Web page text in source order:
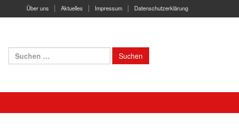
Über uns Aktuelles Impressum Datenschutzerklärung
Suchen
nach: